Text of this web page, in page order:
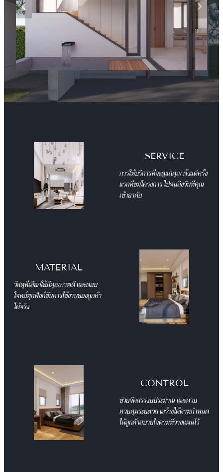
SERVICE
การให้บริการที่จะดูแลคุณ ตั้งแต่ครั้ง
แรกที่ชมโครงการไปจนถึงวันที่คุณ
เข้าอาศัย
MATERIAL
วัสดุที่เลือกใช้มีคุณภาพดี และตอบ
โจทย์ทุกฟังก์ชันการใช้งานของลูกค้า
ได้จริง
CONTROL
ช่วยจัดสรรงบประมาณ และควบ
ควบคุมระยะเวลาสร้างได้ตามกำหนด
ให้ลูกค้าสบายใจตามที่วางแผนไว้